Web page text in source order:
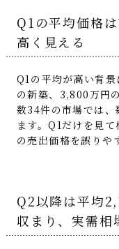
Q1の平均価格
高く見える
Q1の平均が高い背
の新築、3,800万円
数34件の市場では、
ます。Q1だけを見
の売出価格を誤りや
Q2以降は平均
収まり、実需相